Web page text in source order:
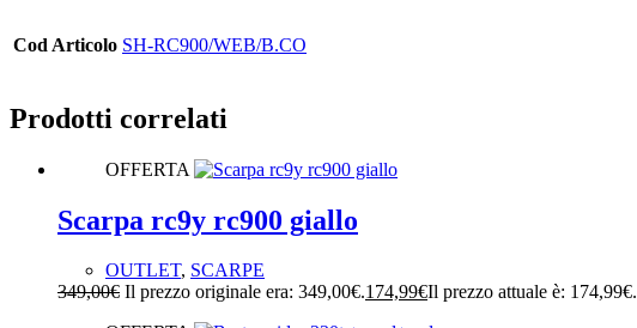
Cod Articolo SH-RC900/WEB/B.CO
Prodotti correlati
OFFERTA
Scarpa rc9y rc900 giallo
OUTLET, SCARPE
349,00€ Il prezzo originale era: 349,00€.174,99€Il prezzo attuale è: 174,99€.